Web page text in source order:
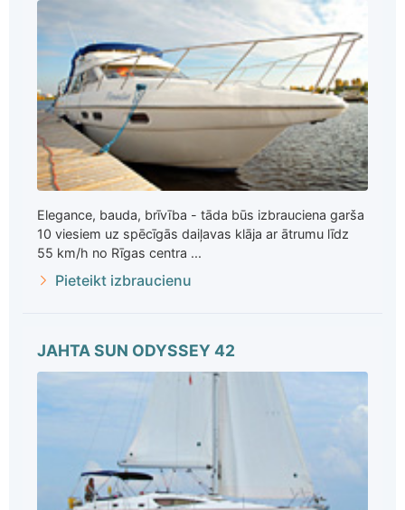
Elegance, bauda, brīvība - tāda būs izbrauciena garša
10 viesiem uz spēcīgās daiļavas klāja ar ātrumu līdz
55 km/h no Rīgas centra ...
Pieteikt izbraucienu
JAHTA SUN ODYSSEY 42